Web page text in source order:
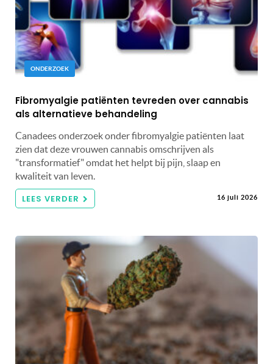
ONDERZOEK
Fibromyalgie patiënten tevreden over cannabis
als alternatieve behandeling
Canadees onderzoek onder fibromyalgie patiënten laat
zien dat deze vrouwen cannabis omschrijven als
"transformatief" omdat het helpt bij pijn, slaap en
kwaliteit van leven.
LEES VERDER 16 juli 2026